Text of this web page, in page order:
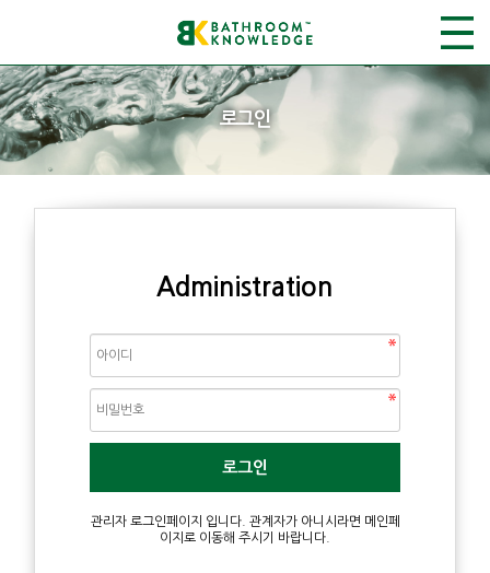
로그인
Administration
관리자 로그인페이지 입니다. 관계자가 아니시라면 메인페
이지로 이동해 주시기 바랍니다.